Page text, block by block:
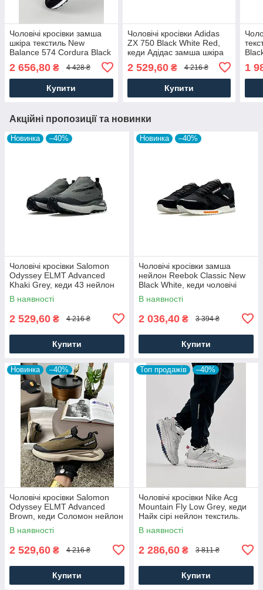
Чоловічі кросівки замша
шкіра текстиль New
Balance 574 Cordura Black
White, кеди замшеві шкіра
текстильні чорні. Чоловіче
взуття
2 656,80 ₴ 4 428 ₴
Купити
Чоловічі кросівки Adidas
ZX 750 Black White Red,
кеди Адідас замша шкіра
текстиль чорні. Чоловіче
взуття
2 529,60₴ 4 216 ₴
Купити
1
Акційні пропозиції та новинки
Новинка –40%
Чоловічі кросівки Salomon
Odyssey ELMT Advanced
Khaki Grey, кеди 43 нейлон
текстиль, Чоловіче взуття
В наявності
2 529,60 ₴ 4 216 ₴
Купити
Новинка –40%
Чоловічі кросівки замша
нейлон Reebok Classic New
Black White, кеди чоловічі
Рибок чорні. Чоловіче взуття
В наявності
2 036,40 ₴ 3 394 ₴
Купити
Новинка –40%
Чоловічі кросівки Salomon
Odyssey ELMT Advanced
Brown, кеди Соломон нейлон
текстиль коричневі, Чоловіче
взуття
В наявності
2 529,60 ₴ 4 216 ₴
Купити
Топ продажів –40%
Чоловічі кросівки Nike Acg
Mountain Fly Low Grey, кеди
Найк сірі нейлон текстиль.
Чоловіче взуття
В наявності
2 286,60 ₴ 3 811 ₴
Купити